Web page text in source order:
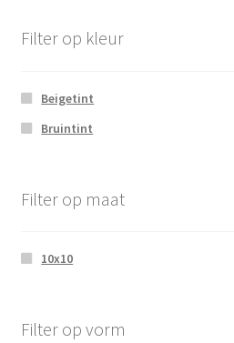
Filter op kleur
Beigetint
Bruintint
Filter op maat
10x10
Filter op vorm